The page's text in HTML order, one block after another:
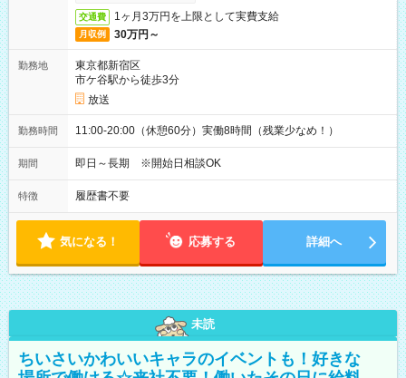
交通費 1ヶ月3万円を上限として実費支給
月収例 30万円～
勤務地
東京都新宿区
市ケ谷駅から徒歩3分
放送
勤務時間 11:00-20:00（休憩60分）実働8時間（残業少なめ！）
期間 即日～長期 ※開始日相談OK
特徴 履歴書不要
気になる！ 応募する 詳細へ
未読
ちいさいかわいいキャラのイベントも！好きな